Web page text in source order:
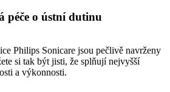
péče o ústní dutinu
Philips Sonicare jsou pečlivě navrženy
si tak být jisti, že splňují nejvyšší
a výkonnosti.